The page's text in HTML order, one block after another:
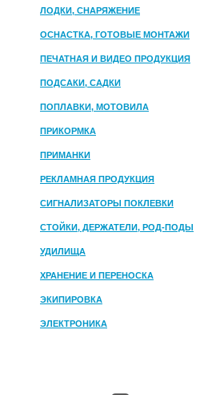
МАТЕРИАЛЫ
ЛОДКИ, СНАРЯЖЕНИЕ
ОСНАСТКА, ГОТОВЫЕ МОНТАЖИ
ПЕЧАТНАЯ И ВИДЕО ПРОДУКЦИЯ
ПОДСАКИ, САДКИ
ПОПЛАВКИ, МОТОВИЛА
ПРИКОРМКА
ПРИМАНКИ
РЕКЛАМНАЯ ПРОДУКЦИЯ
СИГНАЛИЗАТОРЫ ПОКЛЕВКИ
СТОЙКИ, ДЕРЖАТЕЛИ, РОД-ПОДЫ
УДИЛИЩА
ХРАНЕНИЕ И ПЕРЕНОСКА
ЭКИПИРОВКА
ЭЛЕКТРОНИКА